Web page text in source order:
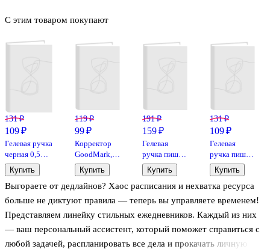
Выгораете от дедлайнов? Хаос расписания и нехватка ресурса
больше не диктуют правила — теперь вы управляете временем!
Представляем линейку стильных ежедневников. Каждый из них
— ваш персональный ассистент, который поможет справиться с
любой задачей, распланировать все дела и прокачать личную
С этим товаром покупают
131 ₽
109 ₽
Гелевая ручка
черная 0,5
мм, Basic,
Schiller
Купить
119 ₽
99 ₽
Корректор
GoodMark,
20 мл, кисть,
морозостойкий,
на спиртовой
основе
Купить
191 ₽
159 ₽
Гелевая
ручка пиши-
стирай
синяя,
«Кнопка-
Клип»,
Купить
131 ₽
109 ₽
Гелевая
ручка пиши-
стирай синяя
0,5 мм,
Restart, Yoi, в
ассортименте
Купить